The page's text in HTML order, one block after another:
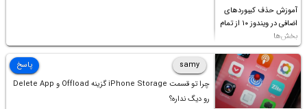
آموزش حذف کیبوردهای
اضافی در ویندوز ۱۰ از تمام
بخش‌ها
samy
چرا تو قسمت iPhone Storage گزینه Offload و Delete App
رو دیگ نداره؟
پاسخ